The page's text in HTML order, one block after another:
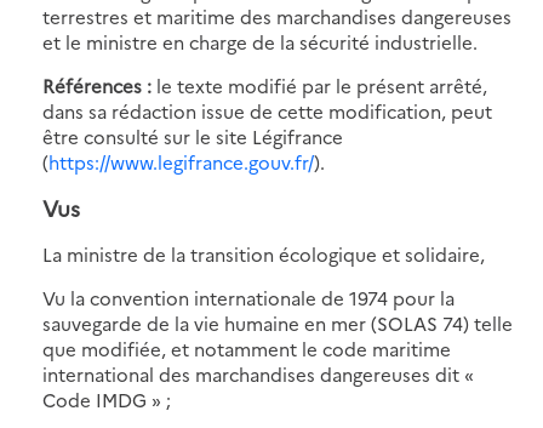
terrestres et maritime des marchandises dangereuses
et le ministre en charge de la sécurité industrielle.
Références : le texte modifié par le présent arrêté,
dans sa rédaction issue de cette modification, peut
être consulté sur le site Légifrance
(https://www.legifrance.gouv.fr/).
Vus
La ministre de la transition écologique et solidaire,
Vu la convention internationale de 1974 pour la
sauvegarde de la vie humaine en mer (SOLAS 74) telle
que modifiée, et notamment le code maritime
international des marchandises dangereuses dit «
Code IMDG » ;